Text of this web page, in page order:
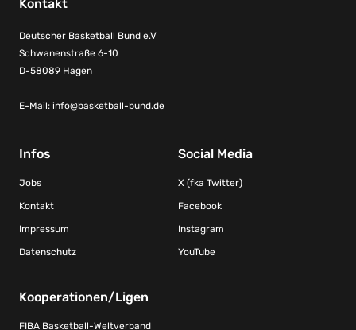
Kontakt
Deutscher Basketball Bund e.V
Schwanenstraße 6-10
D-58089 Hagen
E-Mail: info@basketball-bund.de
Infos
Jobs
Kontakt
Impressum
Datenschutz
Social Media
X (fka Twitter)
Facebook
Instagram
YouTube
Kooperationen/Ligen
FIBA Basketball-Weltverband